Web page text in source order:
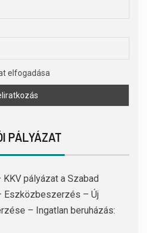
elfogadása
PÁLYÁZAT
pályázat a Szabad
Eszközbeszerzés – Új
– Ingatlan beruházás: